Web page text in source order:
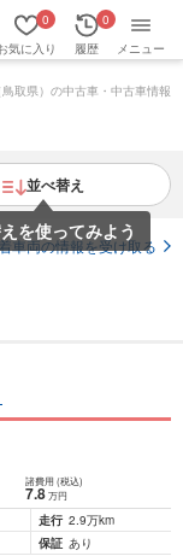
気に入り
0
履歴
0
メニュー
取県）の中古車・中古車情報
並べ替え
を使ってみよう
車両の情報を受け取る
諸費用 (税込)
7.8 万円
走行 2.9万km
保証 あり